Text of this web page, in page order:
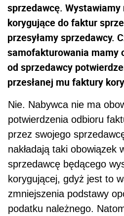
sprzedawcę.
korygujące do faktur
przesyłamy sprzedawcy.
samofakturowania mamy
od sprzedawcy
przesłanej mu faktury
Nie. Nabywca nie ma
potwierdzenia odbioru
przez swojego
nakładają taki obowiązek
sprzedawcę będącego
korygującej, gdyż jest to
zmniejszenia podstawy
podatku należnego.